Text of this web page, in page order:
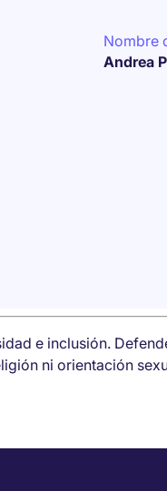
Nombre
Andrea
e inclusión.
ni orientación